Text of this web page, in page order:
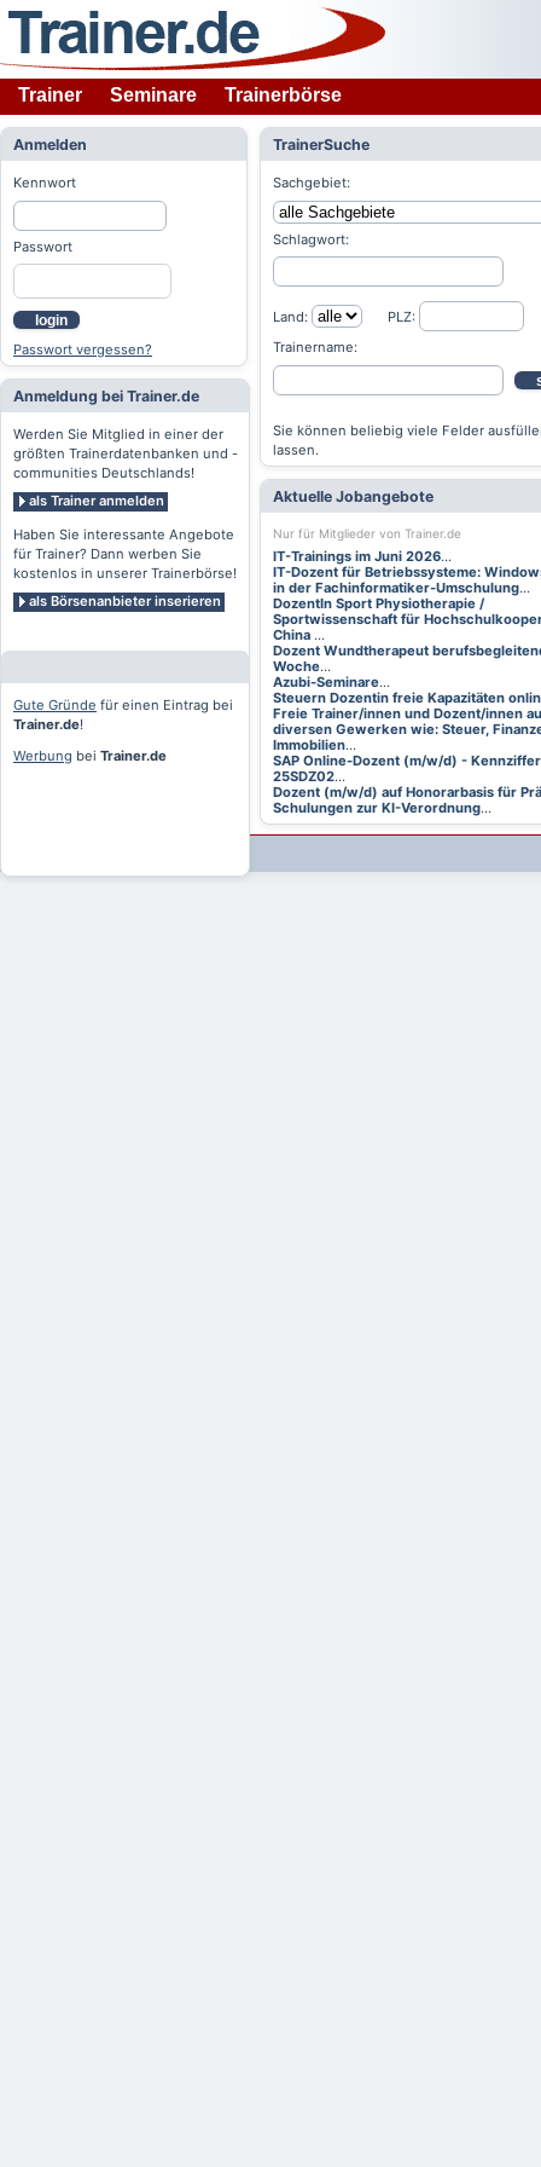
Trainer Seminare Trainerbörse
Anmelden
Kennwort
Passwort
login
Passwort vergessen?
Anmeldung bei Trainer.de
Werden Sie Mitglied in einer der
größten Trainerdatenbanken und -
communities Deutschlands!
als Trainer anmelden
Haben Sie interessante Angebote
für Trainer? Dann werben Sie
kostenlos in unserer Trainerbörse!
als Börsenanbieter inserieren
Gute Gründe für einen Eintrag bei
Trainer.de!
Werbung bei Trainer.de
TrainerSuche
Sachgebiet:
Schlagwort:
Land:
PLZ:
Trainername:
Sie können beliebig viele Felder
lassen.
Aktuelle Jobangebote
Nur für Mitglieder von Trainer.de
IT-Trainings im Juni 2026...
IT-Dozent für Betriebssysteme:
in der Fachinformatiker-Umschulung...
DozentIn Sport Physiotherapie /
Sportwissenschaft für
China ...
Dozent Wundtherapeut
Woche...
Azubi-Seminare...
Steuern Dozentin freie Kapazitäten
Freie Trainer/innen und Dozent/innen
diversen Gewerken wie: Steuer,
Immobilien...
SAP Online-Dozent (m/w/d) -
25SDZ02...
Dozent (m/w/d) auf Honorarbasis für
Schulungen zur KI-Verordnung...